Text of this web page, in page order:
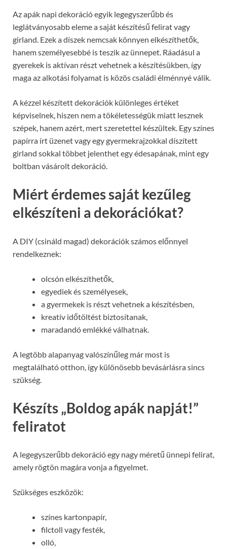
Az apák napi dekoráció egyik legegyszerűbb és
leglátványosabb eleme a saját készítésű felirat vagy
girland. Ezek a díszek nemcsak könnyen elkészíthetők,
hanem személyesebbé is teszik az ünnepet. Ráadásul a
gyerekek is aktívan részt vehetnek a készítésükben, így
maga az alkotási folyamat is közös családi élménnyé válik.
A kézzel készített dekorációk különleges értéket
képviselnek, hiszen nem a tökéletességük miatt lesznek
szépek, hanem azért, mert szeretettel készültek. Egy színes
papírra írt üzenet vagy egy gyermekrajzokkal díszített
girland sokkal többet jelenthet egy édesapának, mint egy
boltban vásárolt dekoráció.
Miért érdemes saját kezűleg
elkészíteni a dekorációkat?
A DIY (csináld magad) dekorációk számos előnnyel
rendelkeznek:
olcsón elkészíthetők,
egyediek és személyesek,
a gyermekek is részt vehetnek a készítésben,
kreatív időtöltést biztosítanak,
maradandó emlékké válhatnak.
A legtöbb alapanyag valószínűleg már most is
megtalálható otthon, így különösebb bevásárlásra sincs
szükség.
Készíts „Boldog apák napját!”
feliratot
A legegyszerűbb dekoráció egy nagy méretű ünnepi felirat,
amely rögtön magára vonja a figyelmet.
Szükséges eszközök:
színes kartonpapír,
filctoll vagy festék,
olló,